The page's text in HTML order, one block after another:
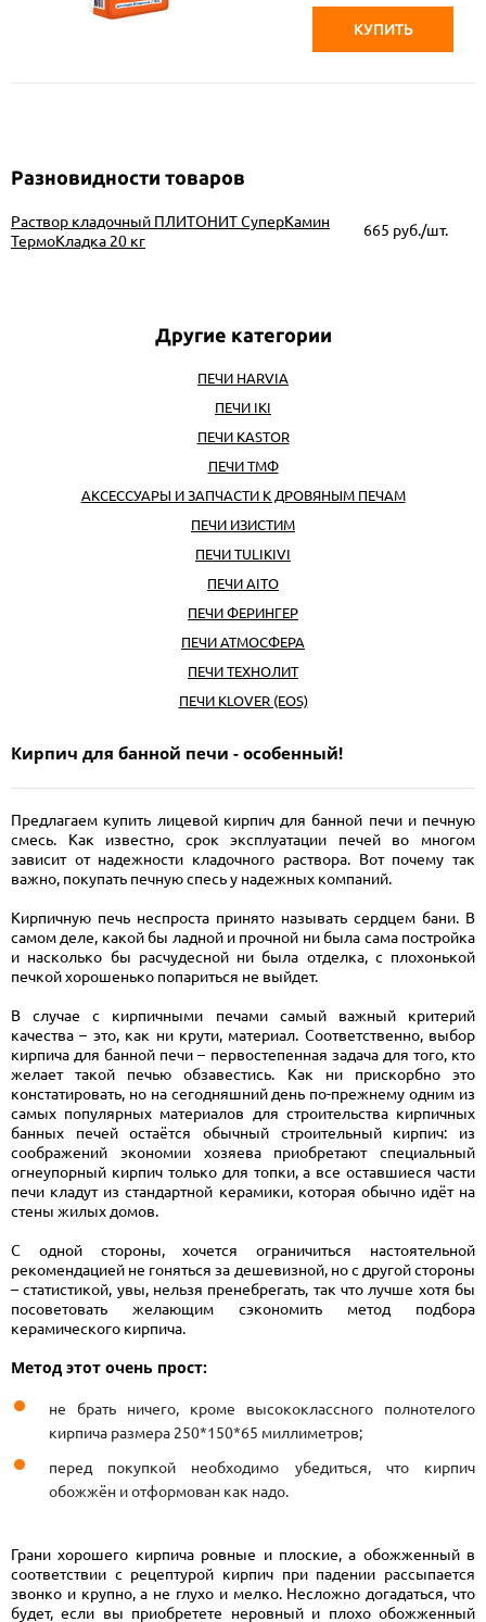
КУПИТЬ
Разновидности товаров
Раствор кладочный ПЛИТОНИТ СуперКамин
ТермоКладка 20 кг
665 руб./шт.
ПЕЧИ HARVIA
ПЕЧИ IKI
ПЕЧИ KASTOR
ПЕЧИ ТМФ
АКСЕССУАРЫ И ЗАПЧАСТИ К ДРОВЯНЫМ ПЕЧАМ
ПЕЧИ ИЗИСТИМ
ПЕЧИ TULIKIVI
ПЕЧИ AITO
ПЕЧИ ФЕРИНГЕР
ПЕЧИ АТМОСФЕРА
ПЕЧИ ТЕХНОЛИТ
ПЕЧИ KLOVER (EOS)
Кирпич для банной печи - особенный!
Предлагаем купить лицевой кирпич для банной печи и печную
смесь. Как известно, срок эксплуатации печей во многом
зависит от надежности кладочного раствора. Вот почему так
важно, покупать печную спесь у надежных компаний.
Кирпичную печь неспроста принято называть сердцем бани. В
самом деле, какой бы ладной и прочной ни была сама постройка
и насколько бы расчудесной ни была отделка, с плохонькой
печкой хорошенько попариться не выйдет.
В случае с кирпичными печами самый важный критерий
качества – это, как ни крути, материал. Соответственно, выбор
кирпича для банной печи – первостепенная задача для того, кто
желает такой печью обзавестись. Как ни прискорбно это
констатировать, но на сегодняшний день по-прежнему одним из
самых популярных материалов для строительства кирпичных
банных печей остаётся обычный строительный кирпич: из
соображений экономии хозяева приобретают специальный
огнеупорный кирпич только для топки, а все оставшиеся части
печи кладут из стандартной керамики, которая обычно идёт на
стены жилых домов.
С одной стороны, хочется ограничиться настоятельной
рекомендацией не гоняться за дешевизной, но с другой стороны
– статистикой, увы, нельзя пренебрегать, так что лучше хотя бы
посоветовать желающим сэкономить метод подбора
керамического кирпича.
Метод этот очень прост:
не брать ничего, кроме высококлассного полнотелого
кирпича размера 250*150*65 миллиметров;
перед покупкой необходимо убедиться, что кирпич
обожжён и отформован как надо.
Грани хорошего кирпича ровные и плоские, а обожженный в
соответствии с рецептурой кирпич при падении рассыпается
звонко и крупно, а не глухо и мелко. Несложно догадаться, что
будет, если вы приобретете неровный и плохо обожженный